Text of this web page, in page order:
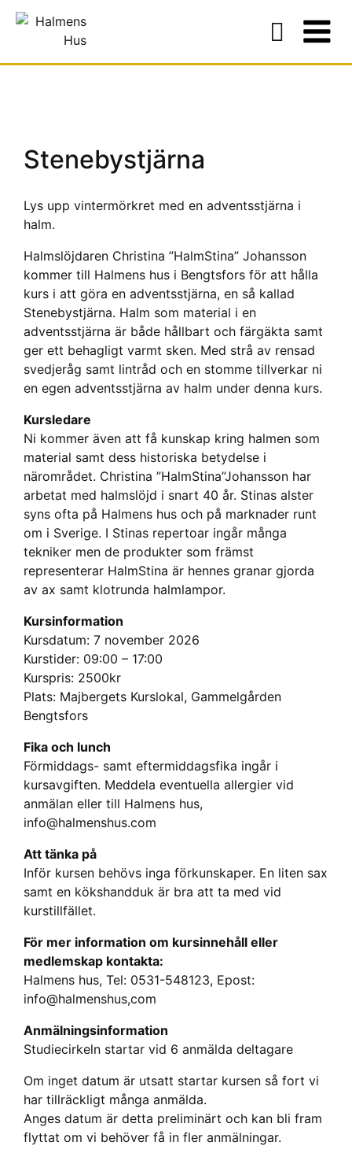
Stenebystjärna
Lys upp vintermörkret med en adventsstjärna i
halm.
Halmslöjdaren Christina ”HalmStina” Johansson
kommer till Halmens hus i Bengtsfors för att hålla
kurs i att göra en adventsstjärna, en så kallad
Stenebystjärna. Halm som material i en
adventsstjärna är både hållbart och färgäkta samt
ger ett behagligt varmt sken. Med strå av rensad
svedjeråg samt lintråd och en stomme tillverkar ni
en egen adventsstjärna av halm under denna kurs.
Kursledare
Ni kommer även att få kunskap kring halmen som
material samt dess historiska betydelse i
närområdet. Christina ”HalmStina”Johansson har
arbetat med halmslöjd i snart 40 år. Stinas alster
syns ofta på Halmens hus och på marknader runt
om i Sverige. I Stinas repertoar ingår många
tekniker men de produkter som främst
representerar HalmStina är hennes granar gjorda
av ax samt klotrunda halmlampor.
Kursinformation
Kursdatum: 7 november 2026
Kurstider: 09:00 – 17:00
Kurspris: 2500kr
Plats: Majbergets Kurslokal, Gammelgården
Bengtsfors
Fika och lunch
Förmiddags- samt eftermiddagsfika ingår i
kursavgiften. Meddela eventuella allergier vid
anmälan eller till Halmens hus,
info@halmenshus.com
Att tänka på
Inför kursen behövs inga förkunskaper. En liten sax
samt en kökshandduk är bra att ta med vid
kurstillfället.
För mer information om kursinnehåll eller
medlemskap kontakta:
Halmens hus, Tel: 0531-548123, Epost:
info@halmenshus,com
Anmälningsinformation
Studiecirkeln startar vid 6 anmälda deltagare
Om inget datum är utsatt startar kursen så fort vi
har tillräckligt många anmälda.
Anges datum är detta preliminärt och kan bli fram
flyttat om vi behöver få in fler anmälningar.